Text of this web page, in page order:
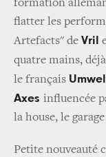
formation
flatter les
Artefacts" de Vril
quatre mains,
le français
Axes influencée
la house, le
Petite nouveauté